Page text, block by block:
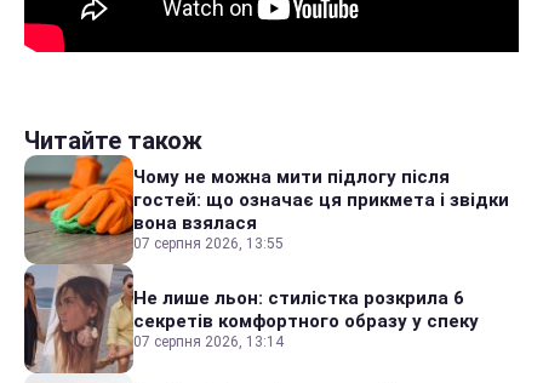
Читайте також
Чому не можна мити підлогу після
гостей: що означає ця прикмета і звідки
вона взялася
07 серпня 2026, 13:55
Не лише льон: стилістка розкрила 6
секретів комфортного образу у спеку
07 серпня 2026, 13:14